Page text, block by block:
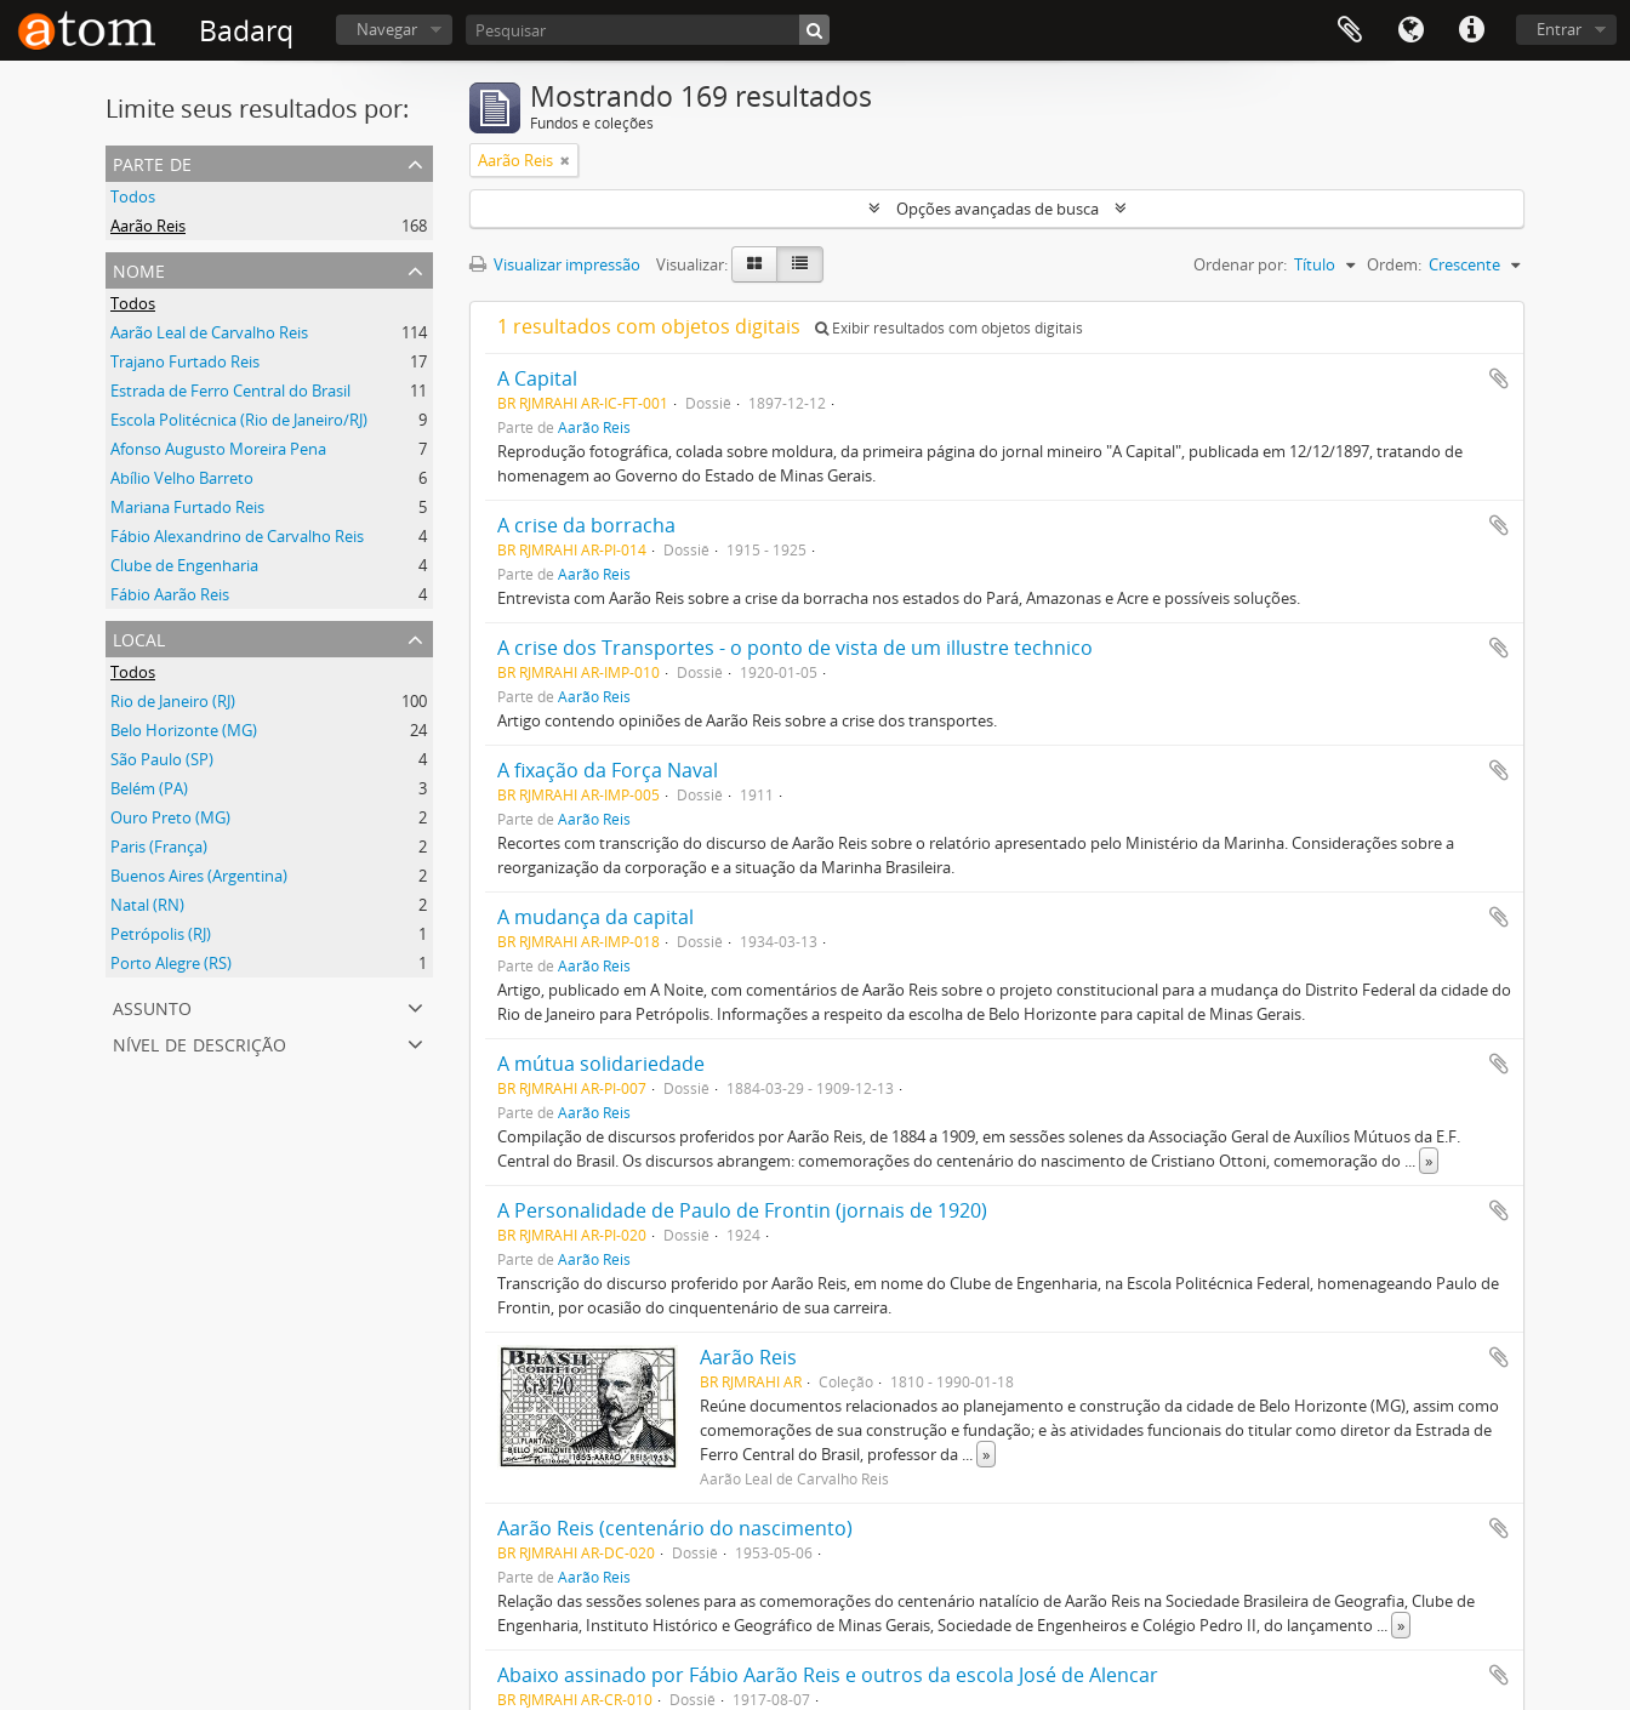
Badarq Navegar Entrar
Limite seus resultados por:
parte de
Todos
Aarão Reis
168
nome
Todos
Aarão Leal de Carvalho Reis
114
Trajano Furtado Reis
17
Estrada de Ferro Central do Brasil
11
Escola Politécnica (Rio de Janeiro/RJ)
9
Afonso Augusto Moreira Pena
7
Abílio Velho Barreto
6
Mariana Furtado Reis
5
Fábio Alexandrino de Carvalho Reis
4
Clube de Engenharia
4
Fábio Aarão Reis
4
local
Todos
Rio de Janeiro (RJ)
100
Belo Horizonte (MG)
24
São Paulo (SP)
4
Belém (PA)
3
Ouro Preto (MG)
2
Paris (França)
2
Buenos Aires (Argentina)
2
Natal (RN)
2
Petrópolis (RJ)
1
Porto Alegre (RS)
1
assunto
nível de descrição
Mostrando 169 resultados
Fundos e coleções
Aarão Reis
Opções avançadas de busca
Visualizar impressão Visualizar: Ordenar por: Título Ordem: Crescente
1 resultados com objetos digitais Exibir resultados com objetos digitais
A Capital
BR RJMRAHI AR-IC-FT-001 Dossiê
1897-12-12
Parte de Aarão Reis
Reprodução fotográfica, colada sobre moldura, da primeira página do jornal mineiro "A Capital", publicada em 12/12/1897, tratando de
homenagem ao Governo do Estado de Minas Gerais.
A crise da borracha
BR RJMRAHI AR-PI-014 Dossiê
1915 - 1925
Parte de Aarão Reis
Entrevista com Aarão Reis sobre a crise da borracha nos estados do Pará, Amazonas e Acre e possíveis soluções.
A crise dos Transportes - o ponto de vista de um illustre technico
BR RJMRAHI AR-IMP-010 Dossiê
1920-01-05
Parte de Aarão Reis
Artigo contendo opiniões de Aarão Reis sobre a crise dos transportes.
A fixação da Força Naval
BR RJMRAHI AR-IMP-005 Dossiê
1911
Parte de Aarão Reis
Recortes com transcrição do discurso de Aarão Reis sobre o relatório apresentado pelo Ministério da Marinha. Considerações sobre a
reorganização da corporação e a situação da Marinha Brasileira.
A mudança da capital
BR RJMRAHI AR-IMP-018 Dossiê
1934-03-13
Parte de Aarão Reis
Artigo, publicado em A Noite, com comentários de Aarão Reis sobre o projeto constitucional para a mudança do Distrito Federal da cidade do
Rio de Janeiro para Petrópolis. Informações a respeito da escolha de Belo Horizonte para capital de Minas Gerais.
A mútua solidariedade
BR RJMRAHI AR-PI-007 Dossiê
1884-03-29 - 1909-12-13
Parte de Aarão Reis
Compilação de discursos proferidos por Aarão Reis, de 1884 a 1909, em sessões solenes da Associação Geral de Auxílios Mútuos da E.F.
Central do Brasil. Os discursos abrangem: comemorações do centenário do nascimento de Cristiano Ottoni, comemoração do ... »
A Personalidade de Paulo de Frontin (jornais de 1920)
BR RJMRAHI AR-PI-020 Dossiê
1924
Parte de Aarão Reis
Transcrição do discurso proferido por Aarão Reis, em nome do Clube de Engenharia, na Escola Politécnica Federal, homenageando Paulo de
Frontin, por ocasião do cinquentenário de sua carreira.
Aarão Reis
BR RJMRAHI AR Coleção 1810 - 1990-01-18
Reúne documentos relacionados ao planejamento e construção da cidade de Belo Horizonte (MG), assim como
comemorações de sua construção e fundação; e às atividades funcionais do titular como diretor da Estrada de
Ferro Central do Brasil, professor da ... »
Aarão Leal de Carvalho Reis
Aarão Reis (centenário do nascimento)
BR RJMRAHI AR-DC-020 Dossiê
1953-05-06
Parte de Aarão Reis
Relação das sessões solenes para as comemorações do centenário natalício de Aarão Reis na Sociedade Brasileira de Geografia, Clube de
Engenharia, Instituto Histórico e Geográfico de Minas Gerais, Sociedade de Engenheiros e Colégio Pedro II, do lançamento ... »
Abaixo assinado por Fábio Aarão Reis e outros da escola José de Alencar
BR RJMRAHI AR-CR-010 Dossiê
1917-08-07